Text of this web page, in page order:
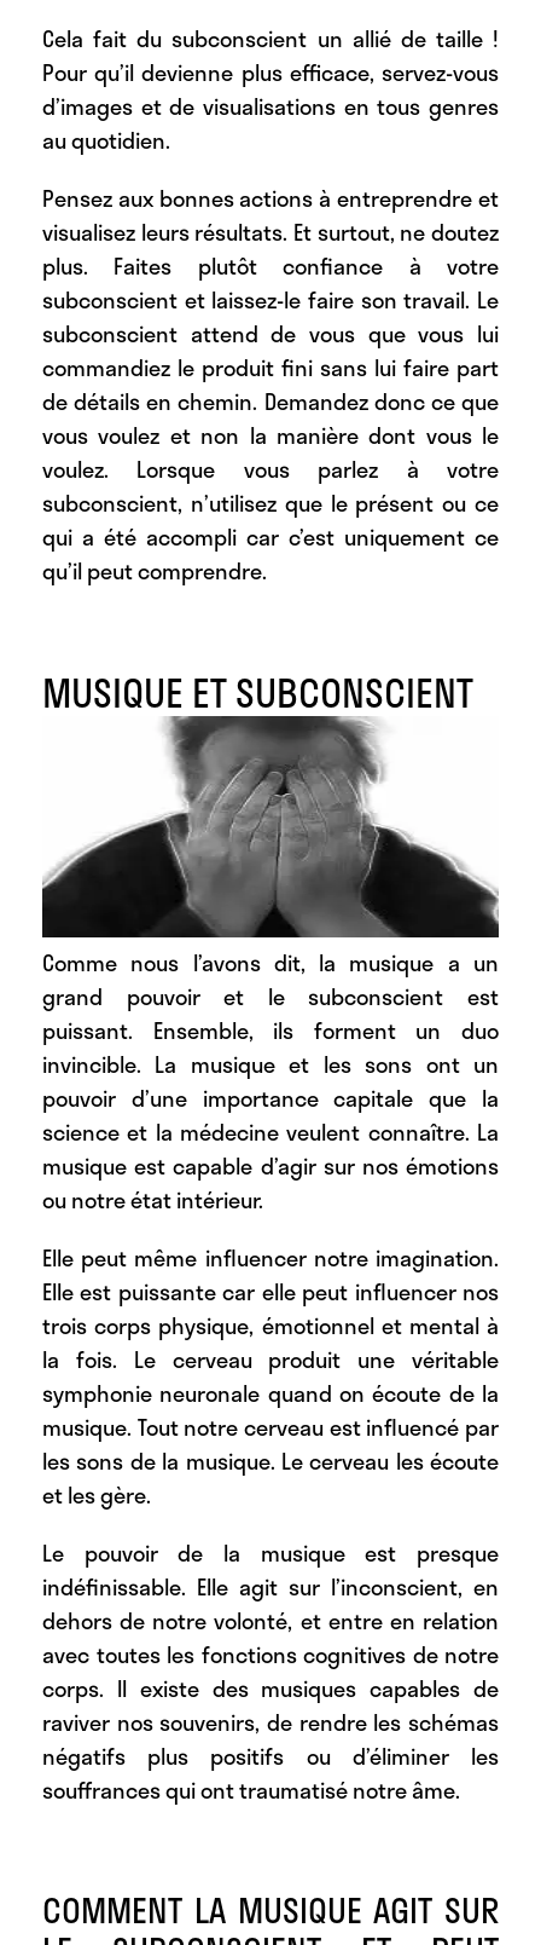
Cela fait du subconscient un allié de taille !
Pour qu’il devienne plus efficace, servez-vous
d’images et de visualisations en tous genres
au quotidien.
Pensez aux bonnes actions à entreprendreet
visualisez leurs résultats. Et surtout, ne doutez
plus. Faites plutôt confiance à votre
subconscient et laissez-le faire son travail. Le
subconscient attend de vous que vous lui
commandiez le produit fini sans lui faire part
de détails en chemin. Demandez donc ce que
vous voulez et non la manière dont vous le
voulez. Lorsque vous parlez à votre
subconscient, n’utilisez que le présent ou ce
qui a été accompli car c’est uniquement ce
qu’il peut comprendre.
MUSIQUE ET SUBCONSCIENT
Comme nous l’avons dit, la musique a un
grand pouvoir et le subconscient est
puissant. Ensemble, ils forment un duo
invincible. La musique et les sons ont un
pouvoir d’une importance capitale que la
science et la médecine veulent connaître. La
musique est capable d’agir sur nos émotions
ou notre état intérieur.
Elle peut même influencer notre imagination.
Elle est puissante car elle peut influencer nos
trois corps physique, émotionnel et mental à
la fois. Le cerveau produit une véritable
symphonie neuronale quand on écoute de la
musique. Tout notre cerveau est influencé par
les sons de la musique. Le cerveau les écoute
et les gère.
Le pouvoir de la musique est presque
indéfinissable. Elle agit sur l’inconscient, en
dehors de notre volonté, et entre en relation
avec toutes les fonctions cognitives de notre
corps. Il existe des musiques capables de
raviver nos souvenirs, de rendre les schémas
négatifs plus positifs ou d’éliminer les
souffrances qui ont traumatisé notre âme.
COMMENT LA MUSIQUE AGIT SUR